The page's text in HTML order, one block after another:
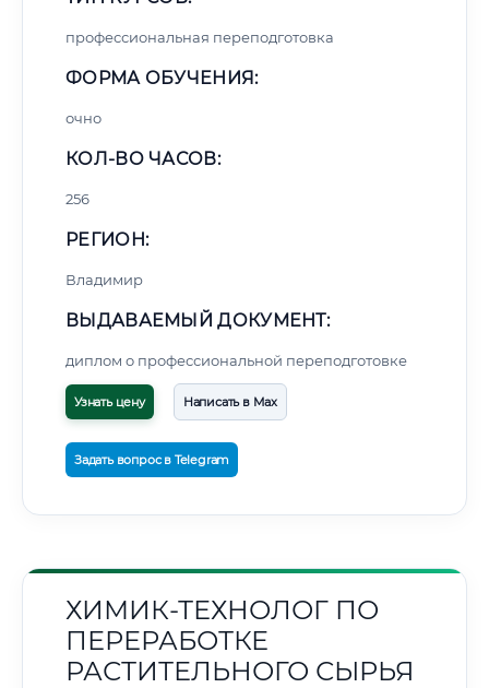
профессиональная переподготовка
ФОРМА ОБУЧЕНИЯ:
очно
КОЛ-ВО ЧАСОВ:
256
РЕГИОН:
Владимир
ВЫДАВАЕМЫЙ ДОКУМЕНТ:
диплом о профессиональной переподготовке
Узнать цену Написать в Max
Задать вопрос в Telegram
ХИМИК-ТЕХНОЛОГ ПО
ПЕРЕРАБОТКЕ
РАСТИТЕЛЬНОГО СЫРЬЯ